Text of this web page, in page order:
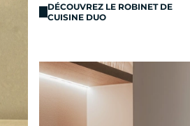
DÉCOUVREZ LE ROBINET DE
CUISINE DUO